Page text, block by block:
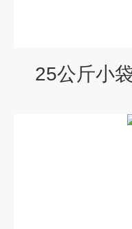
25公斤小